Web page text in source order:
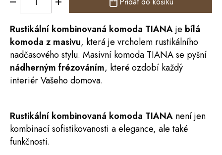
Rustikální kombinovaná komoda TIANAje bílá
komoda z masivu, která je vrcholem rustikálního
nadčasového stylu. Masivní komoda TIANA se pyšní
nádherným frézováním, které ozdobí každý
interiér Vašeho domova.
Rustikální kombinovaná komoda TIANA není jen
kombinací sofistikovanosti a elegance, ale také
funkčnosti.